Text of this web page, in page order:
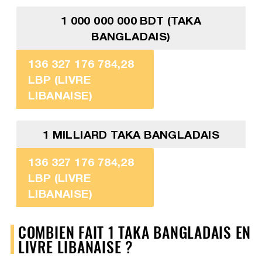
1 000 000 000 BDT (TAKA
BANGLADAIS)
136 327 176 784,28
LBP (LIVRE
LIBANAISE)
1 MILLIARD TAKA BANGLADAIS
136 327 176 784,28
LBP (LIVRE
LIBANAISE)
COMBIEN FAIT 1 TAKA BANGLADAIS EN
LIVRE LIBANAISE ?